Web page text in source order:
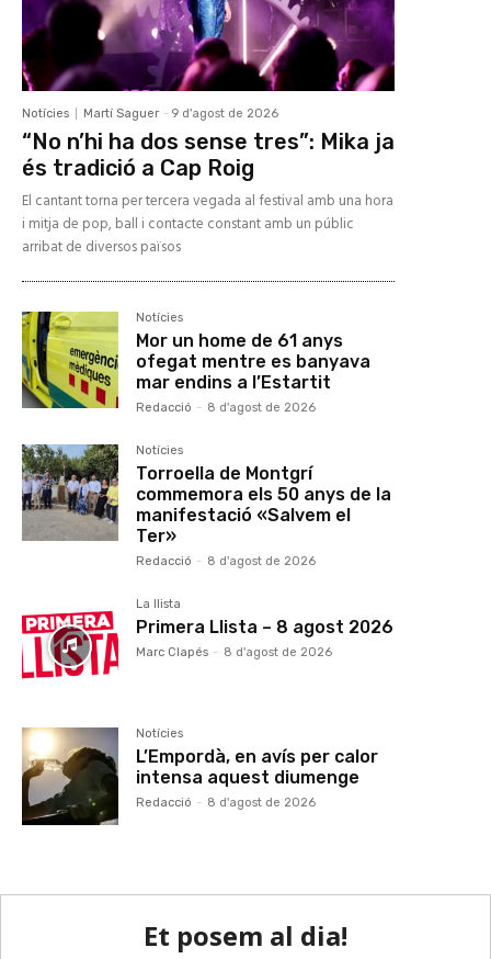
Notícies Martí Saguer - 9 d'agost de 2026
“No n’hi ha dos sense tres”: Mika ja
és tradició a Cap Roig
El cantant torna per tercera vegada al festival amb una hora
i mitja de pop, ball i contacte constant amb un públic
arribat de diversos països
Notícies
Mor un home de 61 anys
ofegat mentre es banyava
mar endins a l’Estartit
Redacció - 8 d'agost de 2026
Notícies
Torroella de Montgrí
commemora els 50 anys de la
manifestació «Salvem el
Ter»
Redacció - 8 d'agost de 2026
La llista
Primera Llista – 8 agost 2026
Marc Clapés - 8 d'agost de 2026
Notícies
L’Empordà, en avís per calor
intensa aquest diumenge
Redacció - 8 d'agost de 2026